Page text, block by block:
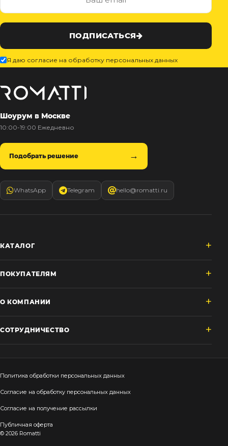
ПОДПИСАТЬСЯ
Я даю согласие на обработку персональных данных
Шоурум в Москве
10:00-19:00 Ежедневно
Подобрать решение
WhatsApp Telegram hello@romatti.ru
КАТАЛОГ
ПОКУПАТЕЛЯМ
О КОМПАНИИ
СОТРУДНИЧЕСТВО
Политика обработки персональных данных
Согласие на обработку персональных данных
Согласие на получение рассылки
Публичная оферта
© 2026 Romatti